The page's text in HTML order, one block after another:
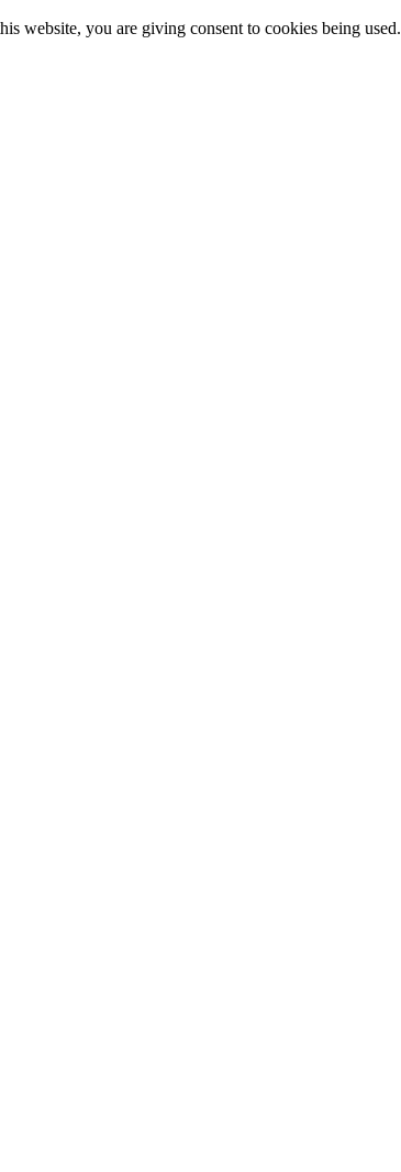
website, you are giving consent to cookies being used.